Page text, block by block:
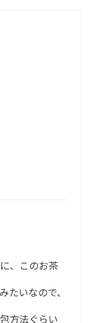
、ドイツ国家資
療法師が開発、
線をカットする
恵みをお届けで
います。
非遺伝子組み換
接着剤不使用、
性はもちろんの
洋生物の汚染に
選択していま
のお湯
、このお茶
たいなので、
方法ぐらい